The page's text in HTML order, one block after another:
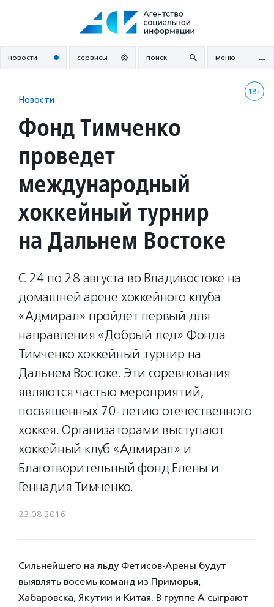
новости сервисы поиск меню
18+
Новости
Фонд Тимченко
проведет
международный
хоккейный турнир
на Дальнем Востоке
С 24 по 28 августа во Владивостоке на
домашней арене хоккейного клуба
«Адмирал» пройдет первый для
направления «Добрый лед» Фонда
Тимченко хоккейный турнир на
Дальнем Востоке. Эти соревнования
являются частью мероприятий,
посвященных 70-летию отечественного
хоккея. Организаторами выступают
хоккейный клуб «Адмирал» и
Благотворительный фонд Елены и
Геннадия Тимченко.
23.08.2016
Сильнейшего на льду Фетисов-Арены будут
выявлять восемь команд из Приморья,
Хабаровска, Якутии и Китая. В группе А сыграют